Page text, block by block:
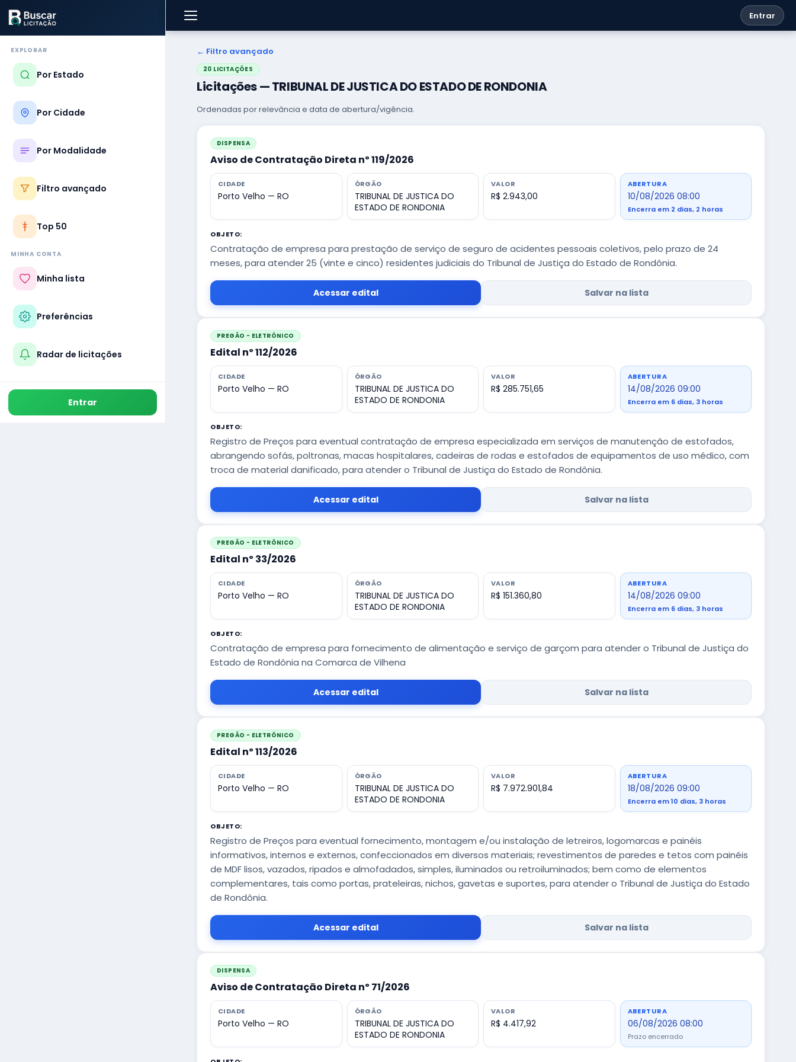
Entrar
EXPLORAR
Por Estado
Por Cidade
Por Modalidade
Filtro avançado
Top 50
MINHA CONTA
Minha lista
Preferências
Radar de licitações
Entrar
← Filtro avançado
20 LICITAÇÕES
Licitações — TRIBUNAL DE JUSTICA DO ESTADO DE RONDONIA
Ordenadas por relevância e data de abertura/vigência.
DISPENSA
Aviso de Contratação Direta nº 119/2026
CIDADE
Porto Velho — RO
ÓRGÃO
TRIBUNAL DE JUSTICA DO
ESTADO DE RONDONIA
VALOR
R$ 2.943,00
ABERTURA
10/08/2026 08:00
Encerra em 2 dias, 2 horas
OBJETO:
Contratação de empresa para prestação de serviço de seguro de acidentes pessoais coletivos, pelo prazo de 24
meses, para atender 25 (vinte e cinco) residentes judiciais do Tribunal de Justiça do Estado de Rondônia.
Acessar edital Salvar na lista
PREGÃO - ELETRÔNICO
Edital nº 112/2026
CIDADE
Porto Velho — RO
ÓRGÃO
TRIBUNAL DE JUSTICA DO
ESTADO DE RONDONIA
VALOR
R$ 285.751,65
ABERTURA
14/08/2026 09:00
Encerra em 6 dias, 3 horas
OBJETO:
Registro de Preços para eventual contratação de empresa especializada em serviços de manutenção de estofados,
abrangendo sofás, poltronas, macas hospitalares, cadeiras de rodas e estofados de equipamentos de uso médico, com
troca de material danificado, para atender o Tribunal de Justiça do Estado de Rondônia.
Acessar edital Salvar na lista
PREGÃO - ELETRÔNICO
Edital nº 33/2026
CIDADE
Porto Velho — RO
ÓRGÃO
TRIBUNAL DE JUSTICA DO
ESTADO DE RONDONIA
VALOR
R$ 151.360,80
ABERTURA
14/08/2026 09:00
Encerra em 6 dias, 3 horas
OBJETO:
Contratação de empresa para fornecimento de alimentação e serviço de garçom para atender o Tribunal de Justiça do
Estado de Rondônia na Comarca de Vilhena
Acessar edital Salvar na lista
PREGÃO - ELETRÔNICO
Edital nº 113/2026
CIDADE
Porto Velho — RO
ÓRGÃO
TRIBUNAL DE JUSTICA DO
ESTADO DE RONDONIA
VALOR
R$ 7.972.901,84
ABERTURA
18/08/2026 09:00
Encerra em 10 dias, 3 horas
OBJETO:
Registro de Preços para eventual fornecimento, montagem e/ou instalação de letreiros, logomarcas e painéis
informativos, internos e externos, confeccionados em diversos materiais; revestimentos de paredes e tetos com painéis
de MDF lisos, vazados, ripados e almofadados, simples, iluminados ou retroiluminados; bem como de elementos
complementares, tais como portas, prateleiras, nichos, gavetas e suportes, para atender o Tribunal de Justiça do Estado
de Rondônia.
Acessar edital Salvar na lista
DISPENSA
Aviso de Contratação Direta nº 71/2026
CIDADE
Porto Velho — RO
ÓRGÃO
TRIBUNAL DE JUSTICA DO
ESTADO DE RONDONIA
VALOR
R$ 4.417,92
ABERTURA
06/08/2026 08:00
Prazo encerrado